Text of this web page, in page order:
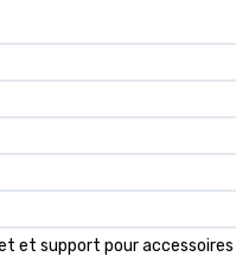
et support pour accessoires